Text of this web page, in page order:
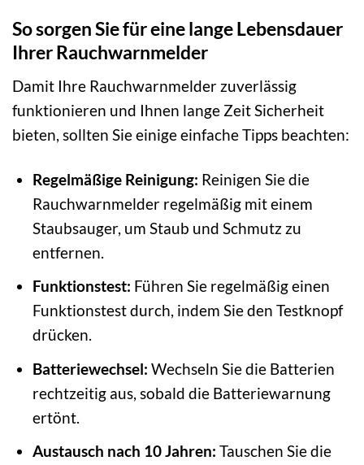
So sorgen Sie für eine lange Lebensdauer
Ihrer Rauchwarnmelder
Damit Ihre Rauchwarnmelder zuverlässig
funktionieren und Ihnen lange Zeit Sicherheit
bieten, sollten Sie einige einfache Tipps beachten:
Regelmäßige Reinigung: Reinigen Sie die
Rauchwarnmelder regelmäßig mit einem
Staubsauger, um Staub und Schmutz zu
entfernen.
Funktionstest: Führen Sie regelmäßig einen
Funktionstest durch, indem Sie den Testknopf
drücken.
Batteriewechsel: Wechseln Sie die Batterien
rechtzeitig aus, sobald die Batteriewarnung
ertönt.
Austausch nach 10 Jahren: Tauschen Sie die